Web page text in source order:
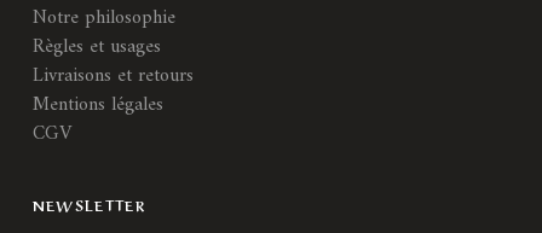
Notre philosophie
Règles et usages
Livraisons et retours
Mentions légales
CGV
NEWSLETTER